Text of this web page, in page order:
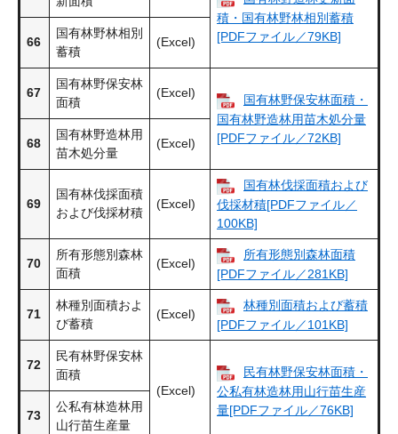
積・国有林野林相別蓄積
[PDFファイル／79KB]
66
国有林野林相別
蓄積
(Excel)
67
国有林野保安林
面積
(Excel)
国有林野保安林面積・
国有林野造林用苗木処分量
[PDFファイル／72KB]
68
国有林野造林用
苗木処分量
(Excel)
69
国有林伐採面積
および伐採材積
(Excel)
国有林伐採面積および
伐採材積[PDFファイル／
100KB]
70
所有形態別森林
面積
(Excel)
所有形態別森林面積
[PDFファイル／281KB]
71
林種別面積およ
び蓄積
(Excel)
林種別面積および蓄積
[PDFファイル／101KB]
72
民有林野保安林
面積
(Excel)
民有林野保安林面積・
公私有林造林用山行苗生産
量[PDFファイル／76KB]
73
公私有林造林用
山行苗生産量